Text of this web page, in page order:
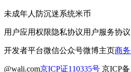
未成年人防沉迷系统米币
用户应用权限隐私协议用户服务协议
开发者平台微信公众号微博主页商
@wali.com京ICP证110335号 京ICP备